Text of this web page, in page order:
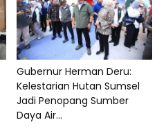
Gubernur Herman Deru:
Kelestarian Hutan Sumsel
Jadi Penopang Sumber
Daya Air...